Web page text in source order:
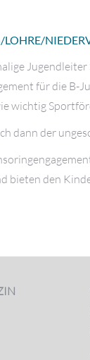
LOHRE/
für die B-
wichtig
dann der
bieten den